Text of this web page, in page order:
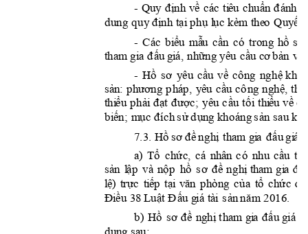
-       
      
-        
     
-        
 p      
       
    sau k
7.3    
        
          
         
      
        
dung sau: